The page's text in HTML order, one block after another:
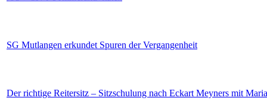
SG Mutlangen erkundet Spuren der Vergangenheit
Der richtige Reitersitz – Sitzschulung nach Eckart Meyners mit